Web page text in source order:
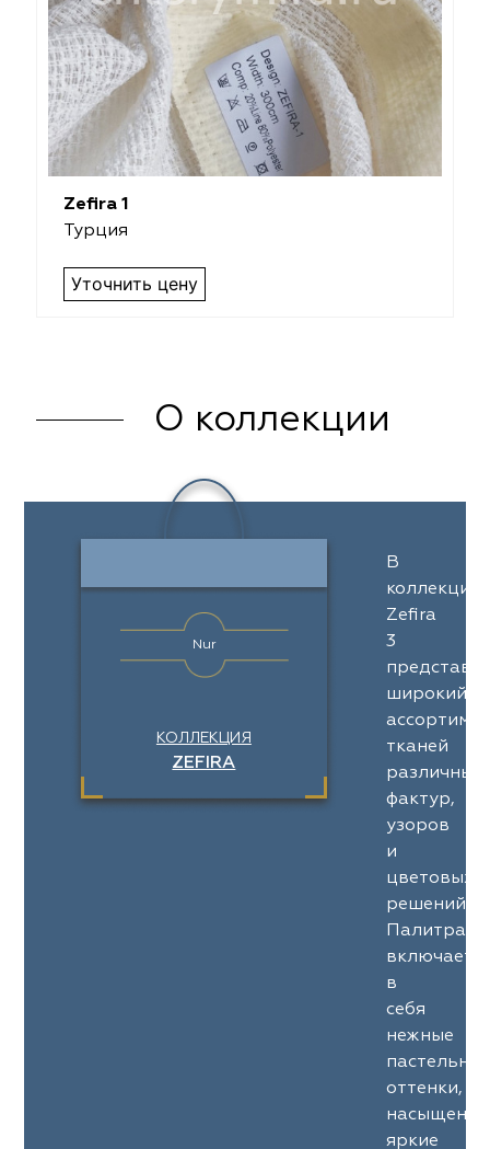
Zefira 1
Турция
Уточнить цену
О коллекции
Nur
КОЛЛЕКЦИЯ
ZEFIRA
В
коллекции
Zefira
3
широкий
тканей
различных
фактур,
узоров
и
цветовых
решений.
Палитра
включает
в
себя
нежные
оттенки,
яркие